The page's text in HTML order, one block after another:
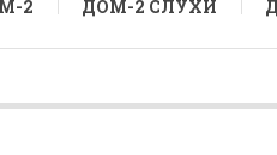
2 ДОМ-2 СЛУХИ